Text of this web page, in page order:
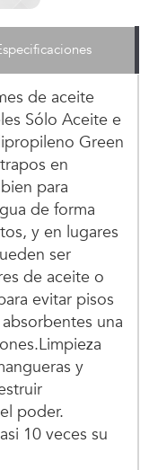
de aceite
Sólo Aceite e
Green
en
para
de forma
y en lugares
ser
de aceite o
evitar pisos
una
y
poder.
10 veces su